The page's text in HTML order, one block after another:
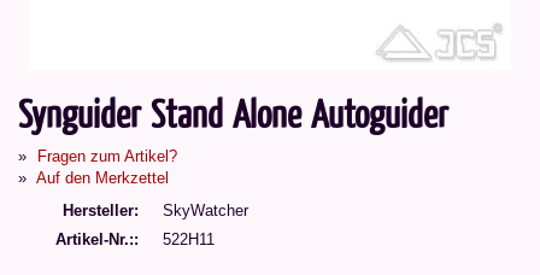
Synguider Stand Alone Autoguider
Fragen zum Artikel?
Auf den Merkzettel
Hersteller
SkyWatcher
Artikel-Nr.:
522H11